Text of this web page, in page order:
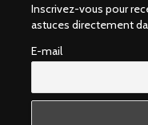
Inscrivez-vous pour
astuces directement
E-mail